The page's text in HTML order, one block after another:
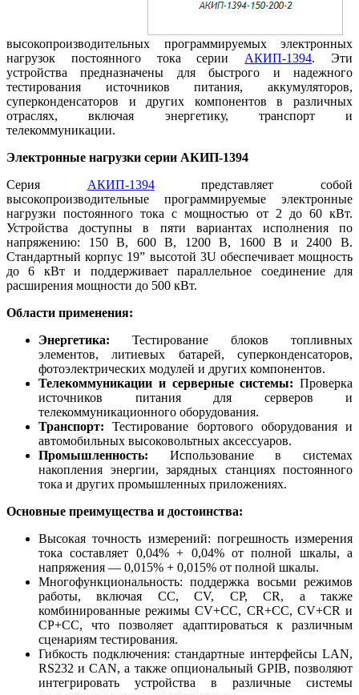
высокопроизводительных программируемых электронных
нагрузок постоянного тока серии АКИП-1394. Эти
устройства предназначены для быстрого и надежного
тестирования источников питания, аккумуляторов,
суперконденсаторов и других компонентов в различных
отраслях, включая энергетику, транспорт и
телекоммуникации.
Электронные нагрузки серии АКИП-1394
Серия АКИП-1394представляет собой
высокопроизводительные программируемые электронные
нагрузки постоянного тока с мощностью от 2 до 60 кВт.
Устройства доступны в пяти вариантах исполнения по
напряжению: 150 В, 600 В, 1200 В, 1600 В и 2400 В.
Стандартный корпус 19” высотой 3U обеспечивает мощность
до 6 кВт и поддерживает параллельное соединение для
расширения мощности до 500 кВт.
Области применения:
Энергетика: Тестирование блоков топливных
элементов, литиевых батарей, суперконденсаторов,
фотоэлектрических модулей и других компонентов.
Телекоммуникации и серверные системы: Проверка
источников питания для серверов и
телекоммуникационного оборудования.
Транспорт: Тестирование бортового оборудования и
автомобильных высоковольтных аксессуаров.
Промышленность: Использование в системах
накопления энергии, зарядных станциях постоянного
тока и других промышленных приложениях.
Основные преимущества и достоинства:
Высокая точность измерений: погрешность измерения
тока составляет 0,04% + 0,04% от полной шкалы, а
напряжения — 0,015% + 0,015% от полной шкалы.
Многофункциональность: поддержка восьми режимов
работы, включая CC, CV, CP, CR, а также
комбинированные режимы CV+CC, CR+CC, CV+CR и
CP+CC, что позволяет адаптироваться к различным
сценариям тестирования.
Гибкость подключения: стандартные интерфейсы LAN,
RS232 и CAN, а также опциональный GPIB, позволяют
интегрировать устройства в различные системы